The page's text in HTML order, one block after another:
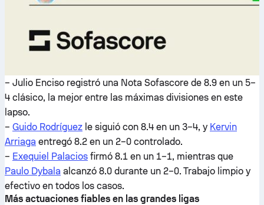
– Julio Enciso registró una Nota Sofascore de 8.9 en un 5–
4 clásico, la mejor entre las máximas divisiones en este
lapso.
– Guido Rodríguez le siguió con 8.4 en un 3–4, y Kervin
Arriaga entregó 8.2 en un 2–0 controlado.
– Exequiel Palacios firmó 8.1 en un 1–1, mientras que
Paulo Dybala alcanzó 8.0 durante un 2–0. Trabajo limpio y
efectivo en todos los casos.
Más actuaciones fiables en las grandes ligas